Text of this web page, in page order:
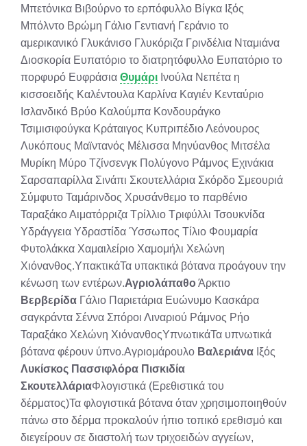
Μπετόνικα Βιβούρνο το ερπόφυλλο Βίγκα Ιξός
Μπόλντο Βρώμη Γάλιο Γεντιανή Γεράνιο το
αμερικανικό Γλυκάνισο Γλυκόριζα Γρινδέλια Νταμιάνα
Διοσκορία Ευπατόριο το διατρητόφυλλο Ευπατόριο το
πορφυρό Ευφράσια Θυμάρι Ινούλα Νεπέτα η
κισσοειδής Καλέντουλα Καρλίνα Καγιέν Κενταύριο
Ισλανδικό Βρύο Καλούμπα Κονδουράγκο
Τσιμισιφούγκα Κράταιγος Κυπριπέδιο Λεόνουρος
Λυκόπους Μαϊντανός Μέλισσα Μηνύανθος Μιτσέλα
Μυρίκη Μύρο Τζίνσενγκ Πολύγονο Ράμνος Εχινάκια
Σαρσαπαρίλλα Σινάπι Σκουτελλάρια Σκόρδο Σμεουριά
Σύμφυτο Ταμάρινδος Χρυσάνθεμο το παρθένιο
Ταραξάκο Αιματόρριζα Τρίλλιο Τριφύλλι Τσουκνίδα
Υδράγγεια Υδραστίδα Ύσσωπος Τίλιο Φουμαρία
Φυτολάκκα Χαμαιλείριο Χαμομήλι Χελώνη
Χιόνανθος.ΥπακτικάΤα υπακτικά βότανα προάγουν την
κένωση των εντέρων.Αγριολάπαθο Άρκτιο
Βερβερίδα Γάλιο Παριετάρια Ευώνυμο Κασκάρα
σαγκράντα Σέννα Σπόροι Λιναριού Ράμνος Ρήο
Ταραξάκο Χελώνη ΧιόνανθοςΥπνωτικάΤα υπνωτικά
βότανα φέρουν ύπνο.Αγριομάρουλο Βαλεριάνα Ιξός
Λυκίσκος Πασσιφλόρα Πισκιδία
ΣκουτελλάριαΦλογιστικά (Ερεθιστικά του
δέρματος)Τα φλογιστικά βότανα όταν χρησιμοποιηθούν
πάνω στο δέρμα προκαλούν ήπιο τοπικό ερεθισμό και
διεγείρουν σε διαστολή των τριχοειδών αγγείων,